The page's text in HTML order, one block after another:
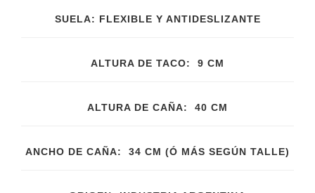
SUELA: FLEXIBLE Y ANTIDESLIZANTE
ALTURA DE TACO: 9 CM
ALTURA DE CAÑA: 40 CM
ANCHO DE CAÑA: 34 CM (Ó MÁS SEGÚN TALLE)